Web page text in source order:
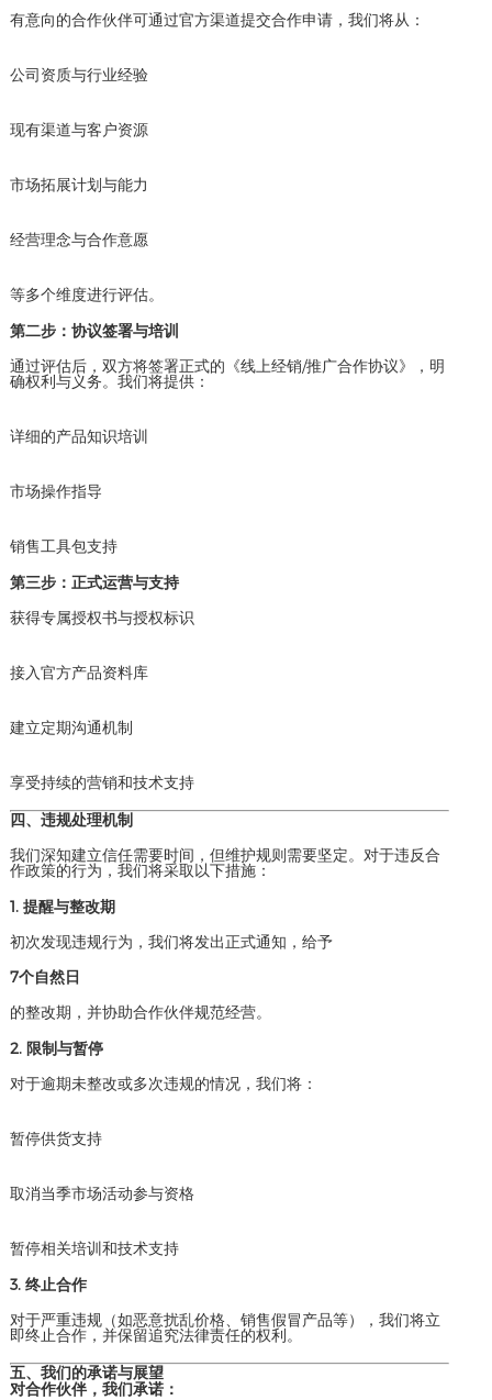
有意向的合作伙伴可通过官方渠道提交合作申请，我们将从：
公司资质与行业经验
现有渠道与客户资源
市场拓展计划与能力
经营理念与合作意愿
等多个维度进行评估。
第二步：协议签署与培训
通过评估后，双方将签署正式的《线上经销/推广合作协议》，明
确权利与义务。我们将提供：
详细的产品知识培训
市场操作指导
销售工具包支持
第三步：正式运营与支持
获得专属授权书与授权标识
接入官方产品资料库
建立定期沟通机制
享受持续的营销和技术支持
四、违规处理机制
我们深知建立信任需要时间，但维护规则需要坚定。对于违反合
作政策的行为，我们将采取以下措施：
1. 提醒与整改期
初次发现违规行为，我们将发出正式通知，给予
7个自然日
的整改期，并协助合作伙伴规范经营。
2. 限制与暂停
对于逾期未整改或多次违规的情况，我们将：
暂停供货支持
取消当季市场活动参与资格
暂停相关培训和技术支持
3. 终止合作
对于严重违规（如恶意扰乱价格、销售假冒产品等），我们将立
即终止合作，并保留追究法律责任的权利。
五、我们的承诺与展望
对合作伙伴，我们承诺：